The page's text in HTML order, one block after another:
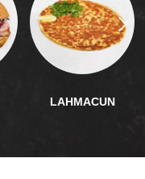
LAHMACUN